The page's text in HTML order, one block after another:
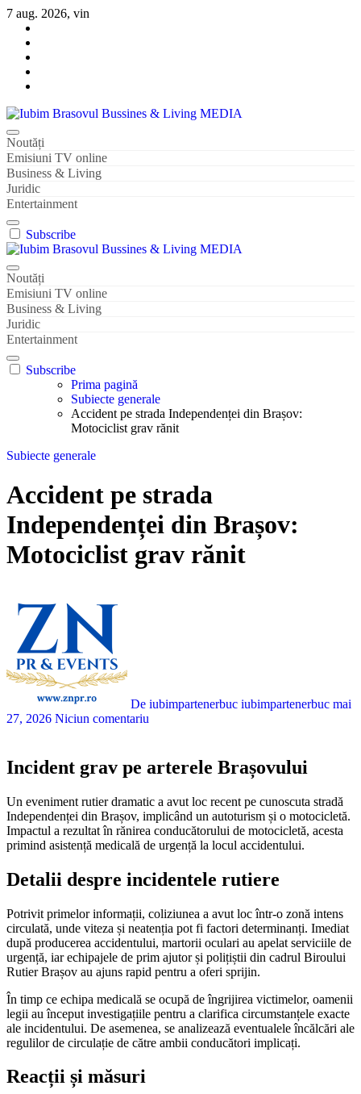
Sari
conținut
7 aug. 2026, vin
Iubim Brasovul Bussines & Living MEDIA
Din pasiune și dragoste pentru Brașoveni
Noutăți
Emisiuni TV online
Business & Living
Juridic
Entertainment
Subscribe
Iubim Brasovul Bussines & Living MEDIA
Din pasiune și dragoste pentru Brașoveni
Noutăți
Emisiuni TV online
Business & Living
Juridic
Entertainment
Subscribe
Prima pagină
Subiecte generale
Accident pe strada Independenței din Brașov:
Motociclist grav rănit
Subiecte generale
Accident pe strada
Independenței din Brașov:
Motociclist grav rănit
De iubimpartenerbuc iubimpartenerbuc mai
27, 2026 Niciun comentariu
Incident grav pe arterele Brașovului
Un eveniment rutier dramatic a avut loc recent pe cunoscuta stradă
Independenței din Brașov, implicând un autoturism și o motocicletă.
Impactul a rezultat în rănirea conducătorului de motocicletă, acesta
primind asistență medicală de urgență la locul accidentului.
Detalii despre incidentele rutiere
Potrivit primelor informații, coliziunea a avut loc într-o zonă intens
circulată, unde viteza și neatenția pot fi factori determinanți. Imediat
după producerea accidentului, martorii oculari au apelat serviciile de
urgență, iar echipajele de prim ajutor și polițiștii din cadrul Biroului
Rutier Brașov au ajuns rapid pentru a oferi sprijin.
În timp ce echipa medicală se ocupă de îngrijirea victimelor, oamenii
legii au început investigațiile pentru a clarifica circumstanțele exacte
ale incidentului. De asemenea, se analizează eventualele încălcări ale
regulilor de circulație de către ambii conducători implicați.
Reacții și măsuri